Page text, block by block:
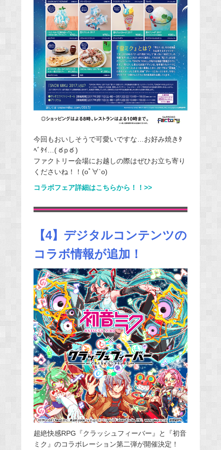
今回もおいしそうで可愛いですな…お好み焼きﾀ
ﾍﾞﾀｲ…( ఠｐఠ )
ファクトリー会場にお越しの際はぜひお立ち寄り
くださいね！！(oﾟ∀`o)
コラボフェア詳細はこちらから！！>>
【4】デジタルコンテンツの
コラボ情報が追加！
超絶快感RPG『クラッシュフィーバー』と『初音
ミク』のコラボレーション第二弾が開催決定！